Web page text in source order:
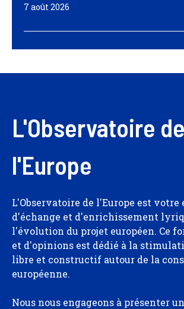
7 août 2026
L'Observatoire de
l'Europe
L'Observatoire de l'Europe est votre
d'échange et d'enrichissement
l'évolution du projet européen. Ce
et d'opinions est dédié à la
libre et constructif autour de la
européenne.
Nous nous engageons à présenter